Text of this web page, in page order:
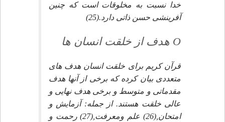
خدا نسبت به مخلوقات است كه چنين
آفرينشى حسن ذاتى دارد.(25)
O هدف از خلقت انسان ها
قرآن كريم براى خلقت انسان هدف هاى
متعددى بيان كرده كه برخى از آنها هدف
مقدماتى و متوسط و برخى هدف نهايى و
عالى خلقت هستند. از جمله: آزمايش و
امتحان,(26) علم ومعرفت,(27) رحمت و